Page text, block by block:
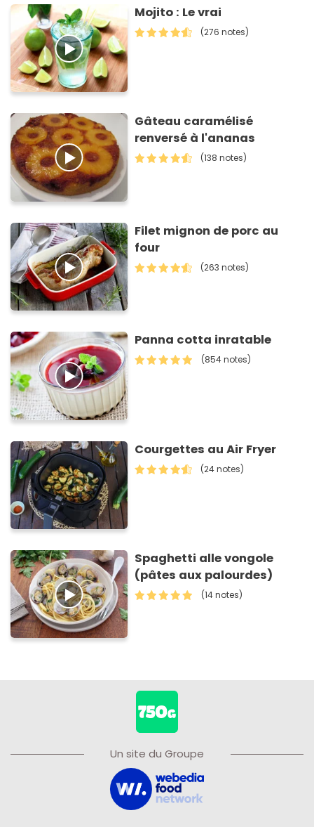
Mojito : Le vrai
(276 notes)
Gâteau caramélisé
renversé à l'ananas
(138 notes)
Filet mignon de porc au
four
(263 notes)
Panna cotta inratable
(854 notes)
Courgettes au Air Fryer
(24 notes)
Spaghetti alle vongole
(pâtes aux palourdes)
(14 notes)
Un site du Groupe